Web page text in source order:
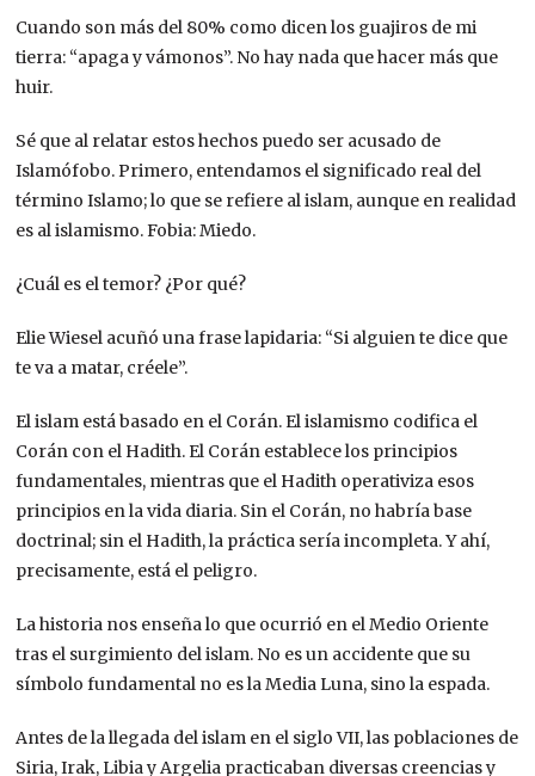
Cuando son más del 80% como dicen los guajiros de mi
tierra: “apaga y vámonos”. No hay nada que hacer más que
huir.
Sé que al relatar estos hechos puedo ser acusado de
Islamófobo. Primero, entendamos el significado real del
término Islamo; lo que se refiere al islam, aunque en realidad
es al islamismo. Fobia: Miedo.
¿Cuál es el temor? ¿Por qué?
Elie Wiesel acuñó una frase lapidaria: “Si alguien te dice que
te va a matar, créele”.
El islam está basado en el Corán. El islamismo codifica el
Corán con el Hadith. El Corán establece los principios
fundamentales, mientras que el Hadith operativiza esos
principios en la vida diaria. Sin el Corán, no habría base
doctrinal; sin el Hadith, la práctica sería incompleta. Y ahí,
precisamente, está el peligro.
La historia nos enseña lo que ocurrió en el Medio Oriente
tras el surgimiento del islam. No es un accidente que su
símbolo fundamental no es la Media Luna, sino la espada.
Antes de la llegada del islam en el siglo VII, las poblaciones de
Siria, Irak, Libia y Argelia practicaban diversas creencias y